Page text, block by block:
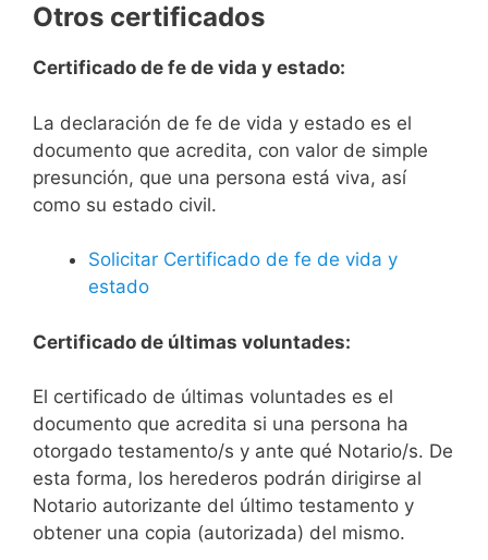
Otros certificados
Certificado de fe de vida y estado:
La declaración de fe de vida y estado es el
documento que acredita, con valor de simple
presunción, que una persona está viva, así
como su estado civil.
Solicitar Certificado de fe de vida y
estado
Certificado de últimas voluntades:
El certificado de últimas voluntades es el
documento que acredita si una persona ha
otorgado testamento/s y ante qué Notario/s. De
esta forma, los herederos podrán dirigirse al
Notario autorizante del último testamento y
obtener una copia (autorizada) del mismo.